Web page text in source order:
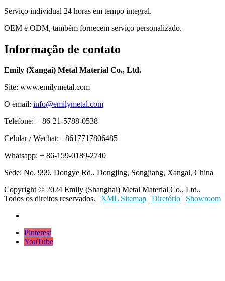
Serviço individual 24 horas em tempo integral.
OEM e ODM, também fornecem serviço personalizado.
Informação de contato
Emily (Xangai) Metal Material Co., Ltd.
Site: www.emilymetal.com
O email: info@emilymetal.com
Telefone: + 86-21-5788-0538
Celular / Wechat: +8617717806485
Whatsapp: + 86-159-0189-2740
Sede: No. 999, Dongye Rd., Dongjing, Songjiang, Xangai, China
Copyright © 2024 Emily (Shanghai) Metal Material Co., Ltd.,
Todos os direitos reservados. | XML Sitemap | Diretório | Showroom
Pinterest
YouTube